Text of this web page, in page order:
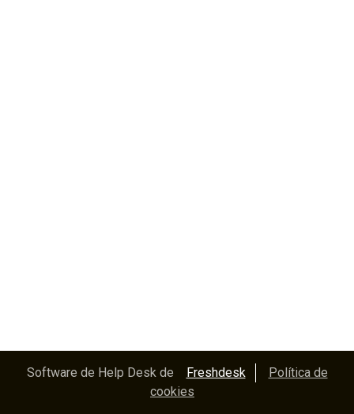
Software de Help Desk de Freshdesk
Política de
cookies